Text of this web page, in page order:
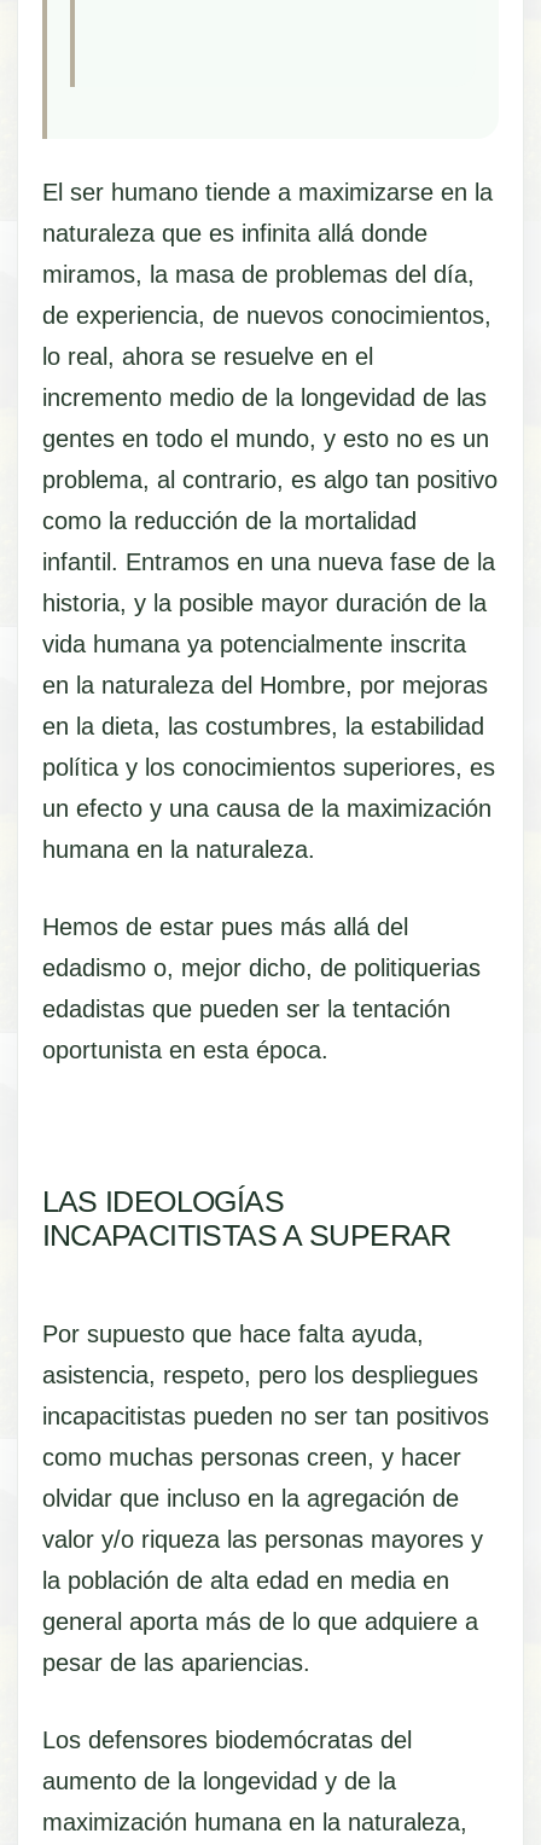
El ser humano tiende a maximizarse en la
naturaleza que es infinita allá donde
miramos, la masa de problemas del día,
de experiencia, de nuevos conocimientos,
lo real, ahora se resuelve en el
incremento medio de la longevidad de las
gentes en todo el mundo, y esto no es un
problema, al contrario, es algo tan positivo
como la reducción de la mortalidad
infantil. Entramos en una nueva fase de la
historia, y la posible mayor duración de la
vida humana ya potencialmente inscrita
en la naturaleza del Hombre, por mejoras
en la dieta, las costumbres, la estabilidad
política y los conocimientos superiores, es
un efecto y una causa de la maximización
humana en la naturaleza.
Hemos de estar pues más allá del
edadismo o, mejor dicho, de politiquerias
edadistas que pueden ser la tentación
oportunista en esta época.
LAS IDEOLOGÍAS
INCAPACITISTAS A SUPERAR
Por supuesto que hace falta ayuda,
asistencia, respeto, pero los despliegues
incapacitistas pueden no ser tan positivos
como muchas personas creen, y hacer
olvidar que incluso en la agregación de
valor y/o riqueza las personas mayores y
la población de alta edad en media en
general aporta más de lo que adquiere a
pesar de las apariencias.
Los defensores biodemócratas del
aumento de la longevidad y de la
maximización humana en la naturaleza,